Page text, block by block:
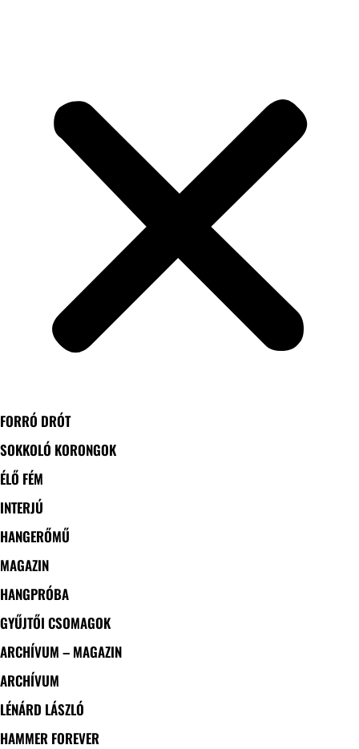
FORRÓ DRÓT
SOKKOLÓ KORONGOK
ÉLŐ FÉM
INTERJÚ
HANGERŐMŰ
MAGAZIN
HANGPRÓBA
GYŰJTŐI CSOMAGOK
ARCHÍVUM – MAGAZIN
ARCHÍVUM
LÉNÁRD LÁSZLÓ
HAMMER FOREVER